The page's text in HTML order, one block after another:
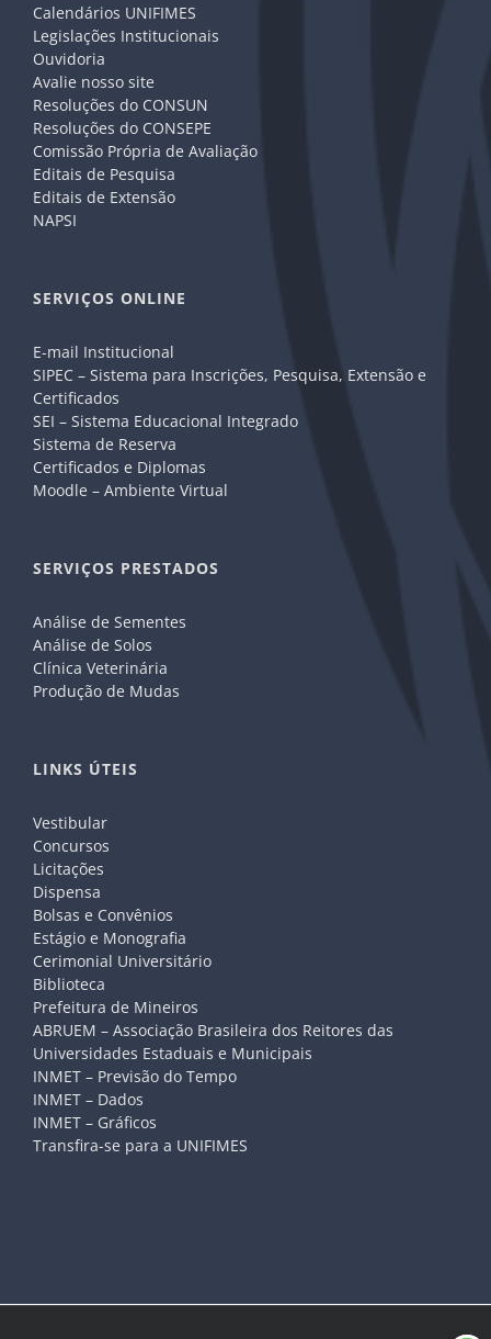
Calendários UNIFIMES
Legislações Institucionais
Ouvidoria
Avalie nosso site
Resoluções do CONSUN
Resoluções do CONSEPE
Comissão Própria de Avaliação
Editais de Pesquisa
Editais de Extensão
NAPSI
SERVIÇOS ONLINE
E-mail Institucional
SIPEC – Sistema para Inscrições, Pesquisa, Extensão e
Certificados
SEI – Sistema Educacional Integrado
Sistema de Reserva
Certificados e Diplomas
Moodle – Ambiente Virtual
SERVIÇOS PRESTADOS
Análise de Sementes
Análise de Solos
Clínica Veterinária
Produção de Mudas
LINKS ÚTEIS
Vestibular
Concursos
Licitações
Dispensa
Bolsas e Convênios
Estágio e Monografia
Cerimonial Universitário
Biblioteca
Prefeitura de Mineiros
ABRUEM – Associação Brasileira dos Reitores das
Universidades Estaduais e Municipais
INMET – Previsão do Tempo
INMET – Dados
INMET – Gráficos
Transfira-se para a UNIFIMES